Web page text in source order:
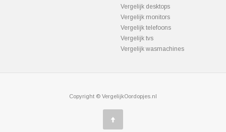
Vergelijk desktops
Vergelijk monitors
Vergelijk telefoons
Vergelijk tvs
Vergelijk wasmachines
Copyright © VergelijkOordopjes.nl